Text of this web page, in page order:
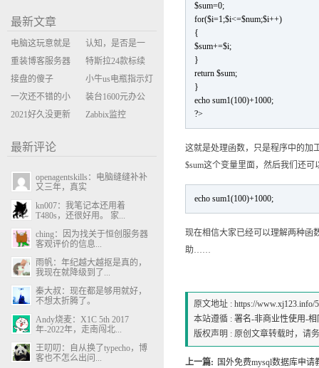
$sum=0;
for($i=1;$i<=$num;$i++)
{
$sum+=$i;
}
return $sum;
}
echo sum1(100)+1000;
?>
这就是处理函数，只是程序中的加
$sum这个变量里面，然后我们还
echo sum1(100)+1000;
现在相信大家已经可以理解两种函
助……
原文地址 :https://www.xj123.info/
本站遵循 :署名-非商业性使用-相
版权声明 : 原创文章转载时，请
上一篇: 国外免费mysql数据库申请
最新文章
电脑这玩意就是
缝缝补补的事
认知，是否是一
座大山？当架构
决策变成配置清
单比价
重装博客服务器
环境
特斯拉24款标续
Model Y 2万公里
使用体验
接盘的傻子
小牛us电瓶指示灯
闪三次不上电
一次还不错的小
米售后体验
装台1600元办公
主机
2021好久没更新
Zabbix监控
最新评论
openagentskills：电脑缝缝补补
又三年，真实
kn007：我笔记本还用着
T480s，还很好用。 家...
ching：因为找关于恒创服务器
客观评价的信息...
雨帆：年纪越大越抠是真的，
我现在就降级到了...
秦大叔：现在都是够用就好，
不想太折腾了。
Andy烧麦：X1C 5th 2017
年-2022年，走南闯北...
王叨叨：自从换了typecho，博
客也不怎么出问...